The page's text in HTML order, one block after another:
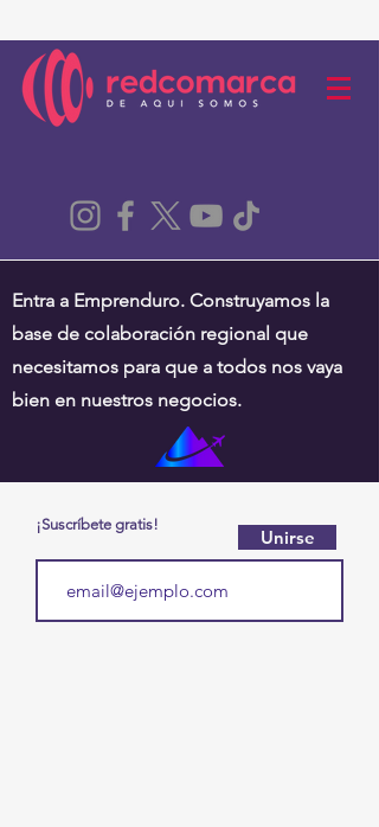
Entra a Emprenduro. Construyamos la
base de colaboración regional que
necesitamos para que a todos nos vaya
bien en nuestros negocios.
¡Suscríbete gratis!
Unirse